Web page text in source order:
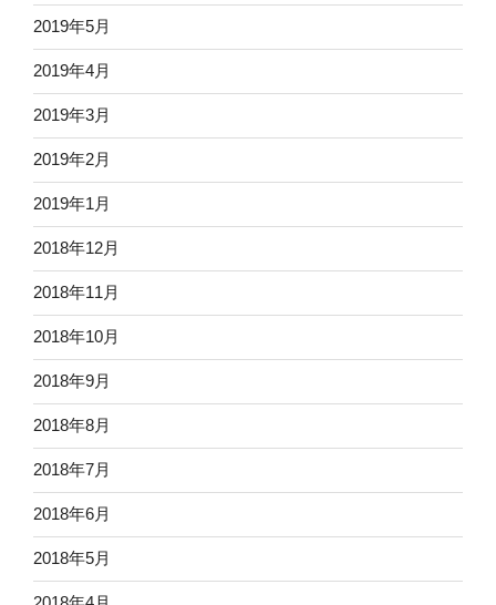
2019年5月
2019年4月
2019年3月
2019年2月
2019年1月
2018年12月
2018年11月
2018年10月
2018年9月
2018年8月
2018年7月
2018年6月
2018年5月